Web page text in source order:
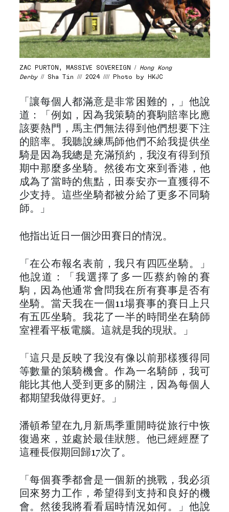
ZAC PURTON, MASSIVE SOVEREIGN / Hong Kong
Derby// Sha Tin /// 2024 //// Photo by HKJC
「讓每個人都滿意是非常困難的，」他說
道：「例如，因為我策騎的賽駒賠率比應
該要熱門，馬主們無法得到他們想要下注
的賠率。我聽說練馬師他們不給我提供坐
騎是因為我總是充滿預約，我沒有得到預
期中那麼多坐騎。然後布文來到香港，他
成為了當時的焦點，田泰安亦一直獲得不
少支持。這些坐騎都被分給了更多不同騎
師。」
他指出近日一個沙田賽日的情況。
「在公布報名表前，我只有四匹坐騎。」
他說道：「我選擇了多一匹蔡約翰的賽
駒，因為他通常會問我在所有賽事是否有
坐騎。當天我在一個11場賽事的賽日上只
有五匹坐騎。我花了一半的時間坐在騎師
室裡看平板電腦。這就是我的現狀。」
「這只是反映了我沒有像以前那樣獲得同
等數量的策騎機會。作為一名騎師，我可
能比其他人受到更多的關注，因為每個人
都期望我做得更好。」
潘頓希望在九月新馬季重開時從旅行中恢
復過來，並處於最佳狀態。他已經經歷了
這種長假期回歸17次了。
「每個賽季都會是一個新的挑戰，我必須
回來努力工作，希望得到支持和良好的機
會。然後我將看看屆時情況如何。」他說